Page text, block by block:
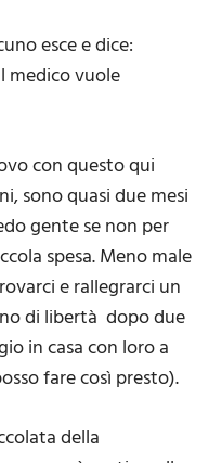
esce e dice:
medico vuole
con questo qui
sono quasi due mesi
gente se non per
spesa. Meno male
e rallegrarci un
di libertà dopo due
in casa con loro a
fare così presto).
della